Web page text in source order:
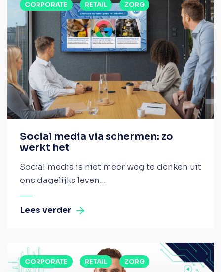
CORPORATE RETAIL ZORG
Social media via schermen: zo
werkt het
Social media is niet meer weg te denken uit
ons dagelijks leven...
Lees verder
CORPORATE RETAIL ZORG